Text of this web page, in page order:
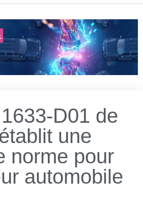
D01 de
une
norme pour
automobile